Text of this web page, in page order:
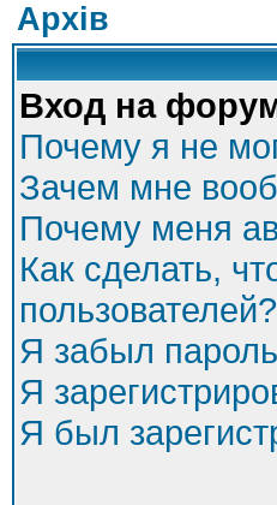
Архів
Вход на
Почему я не
Зачем мне
Почему меня
Как сделать,
пользователей?
Я забыл
Я
Я был